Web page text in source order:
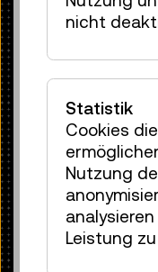
Der
im Schuppen
Zusätzlich
(vermutlich
(vermutlich
während der
der
um Oxidation
aus der Luft
nicht
Statistik
Cookies
Nutzung
Leistung